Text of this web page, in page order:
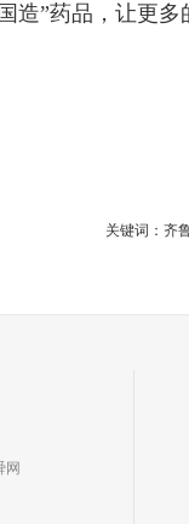
造”药品，让更
关键词：齐
网